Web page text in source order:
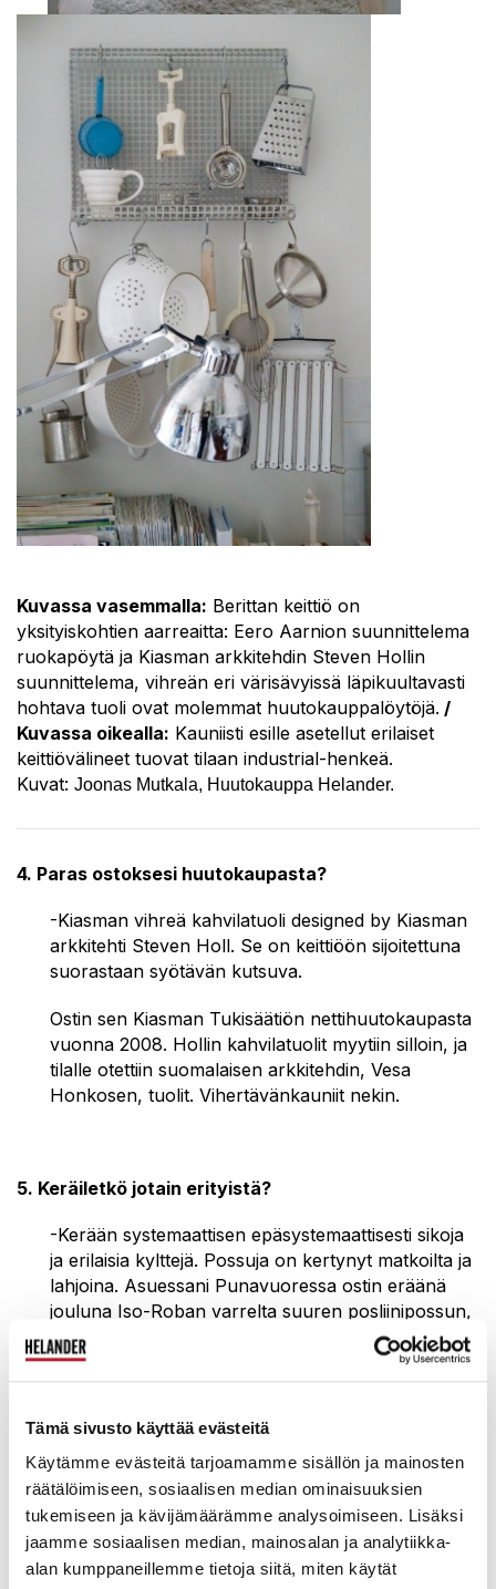
Tämä sivusto käyttää evästeitä
Käytämme evästeitä tarjoamamme sisällön ja mainosten
räätälöimiseen, sosiaalisen median ominaisuuksien
tukemiseen ja kävijämäärämme analysoimiseen. Lisäksi
jaamme sosiaalisen median, mainosalan ja analytiikka-
alan kumppaneillemme tietoja siitä, miten käytät
Kuvassa vasemmalla: Berittan keittiö on
yksityiskohtien aarreaitta: Eero Aarnion suunnittelema
ruokapöytä ja Kiasman arkkitehdin Steven Hollin
suunnittelema, vihreän eri värisävyissä läpikuultavasti
hohtava tuoli ovat molemmat huutokauppalöytöjä. /
Kuvassa oikealla: Kauniisti esille asetellut erilaiset
keittiövälineet tuovat tilaan industrial-henkeä.
Kuvat: Joonas Mutkala, Huutokauppa Helander.
4. Paras ostoksesi huutokaupasta?
-Kiasman vihreä kahvilatuoli designed by Kiasman
arkkitehti Steven Holl. Se on keittiöön sijoitettuna
suorastaan syötävän kutsuva.
Ostin sen Kiasman Tukisäätiön nettihuutokaupasta
vuonna 2008. Hollin kahvilatuolit myytiin silloin, ja
tilalle otettiin suomalaisen arkkitehdin, Vesa
Honkosen, tuolit. Vihertävänkauniit nekin.
5. Keräiletkö jotain erityistä?
-Kerään systemaattisen epäsystemaattisesti sikoja
ja erilaisia kylttejä. Possuja on kertynyt matkoilta ja
lahjoina. Asuessani Punavuoressa ostin eräänä
jouluna Iso-Roban varrelta suuren posliinipossun,
ja annoin sille nimeksi Ridge-Robert. Se elää
edelleen ja saa aina vatsansa ympärille
sesonginmukaisen nauhan.
Käydessäni viimeksi Varsovassa huomasin eräällä
vanhalla sairaalaklinikka-alueella rapistuneita
kylttejä, jotka roikkuivat hylätyn näköisinä
muutaman ruuvinsa varassa. Ehkä
kylttienrakastajan kannattaisi pitää mukana aina
pientä ruuvimeisseliä!